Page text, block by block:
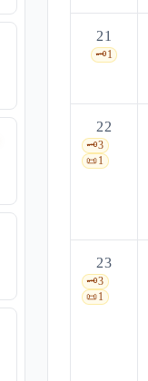
21
🗝️1
22
🗝️3
📜1
23
🗝️3
📜1